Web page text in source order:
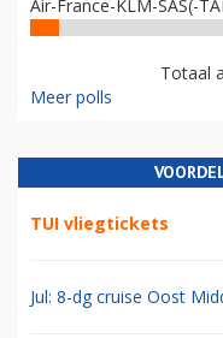
Air-France-KLM-SAS(-
Totaal
Meer polls
TUI vliegtickets
Jul: 8-dg cruise Oost